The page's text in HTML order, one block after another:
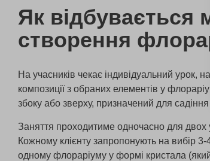
Як відбувається
створення
На учасників чекає індивідуальний урок,
композиції з обраних елементів у
збоку або зверху, призначений для
Заняття проходитиме одночасно для двох
Кожному клієнту запропонують на вибір 3-
одному флораріуму у формі кристала